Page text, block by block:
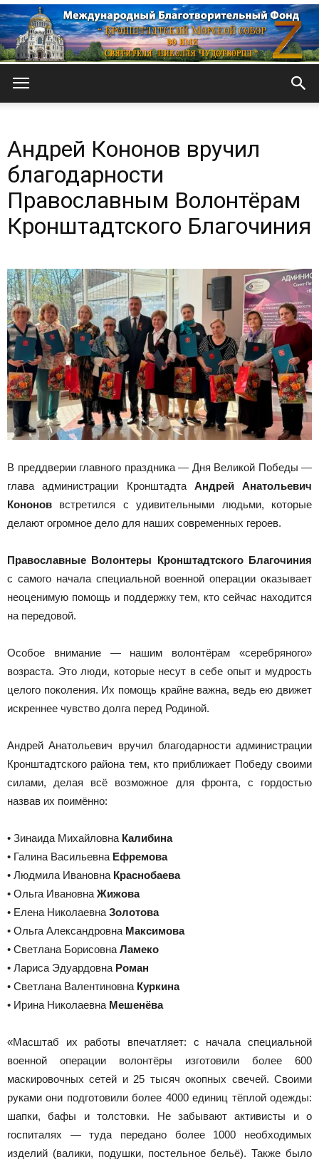
Морской
собор
Андрей Кононов вручил
благодарности
Православным Волонтёрам
Кронштадтского Благочиния
В преддверии главного праздника — Дня Великой Победы —
глава администрации Кронштадта Андрей Анатольевич
Кононов встретился с удивительными людьми, которые
делают огромное дело для наших современных героев.
Православные Волонтеры Кронштадтского Благочиния
с самого начала специальной военной операции оказывает
неоценимую помощь и поддержку тем, кто сейчас находится
на передовой.
Особое внимание — нашим волонтёрам «серебряного»
возраста. Это люди, которые несут в себе опыт и мудрость
целого поколения. Их помощь крайне важна, ведь ею движет
искреннее чувство долга перед Родиной.
Андрей Анатольевич вручил благодарности администрации
Кронштадтского района тем, кто приближает Победу своими
силами, делая всё возможное для фронта, с гордостью
назвав их поимённо:
• Зинаида Михайловна Калибина
• Галина Васильевна Ефремова
• Людмила Ивановна Краснобаева
• Ольга ИвановнаЖижова
• Елена НиколаевнаЗолотова
• Ольга Александровна Максимова
• Светлана БорисовнаЛамеко
• Лариса Эдуардовна Роман
• Светлана ВалентиновнаКуркина
• Ирина Николаевна Мешенёва
«Масштаб их работы впечатляет: с начала специальной
военной операции волонтёры изготовили более 600
маскировочных сетей и 25 тысяч окопных свечей. Своими
руками они подготовили более 4000 единиц тёплой одежды:
шапки, бафы и толстовки. Не забывают активисты и о
госпиталях — туда передано более 1000 необходимых
изделий (валики, подушки, постельное бельё). Также было